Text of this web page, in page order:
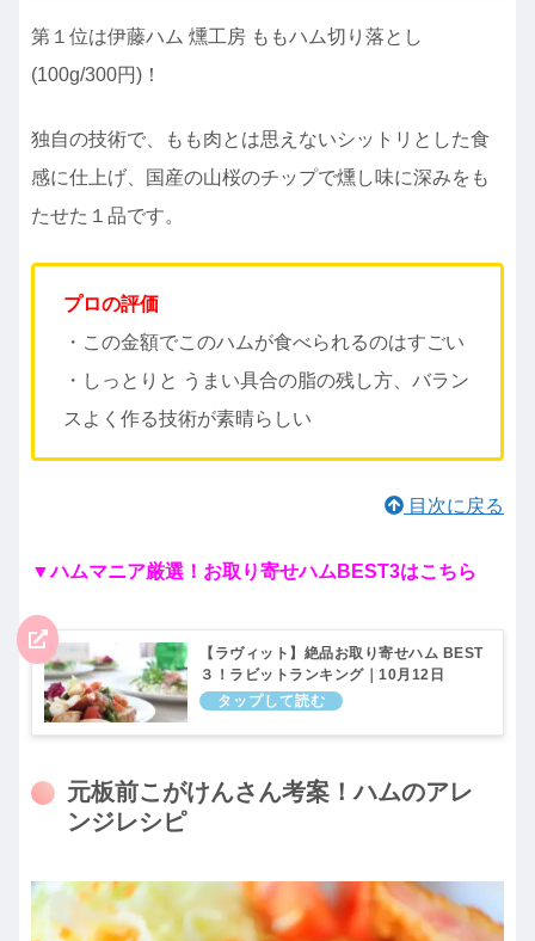
第１位は伊藤ハム 燻工房 ももハム切り落とし
(100g/300円)！
独自の技術で、もも肉とは思えないシットリとした食
感に仕上げ、国産の山桜のチップで燻し味に深みをも
たせた１品です。
プロの評価
・この金額でこのハムが食べられるのはすごい
・しっとりと うまい具合の脂の残し方、バラン
スよく作る技術が素晴らしい
目次に戻る
▼ハムマニア厳選！お取り寄せハムBEST3はこちら
【ラヴィット】絶品お取り寄せハム BEST
３！ラビットランキング｜10月12日
元板前こがけんさん考案！ハムのアレ
ンジレシピ